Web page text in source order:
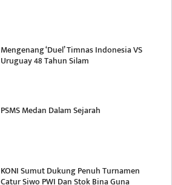
Mengenang ‘Duel’ Timnas Indonesia VS
Uruguay 48 Tahun Silam
PSMS Medan Dalam Sejarah
KONI Sumut Dukung Penuh Turnamen
Catur Siwo PWI Dan Stok Bina Guna